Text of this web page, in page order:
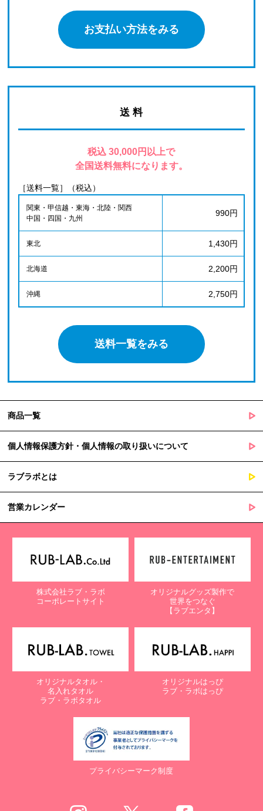
お支払い方法をみる
送 料
税込 30,000円以上で
全国送料無料になります。
［送料一覧］（税込）
関東・甲信越・東海・北陸・関西
中国・四国・九州
990円
東北 1,430円
北海道 2,200円
沖縄 2,750円
送料一覧をみる
商品一覧
個人情報保護方針・個人情報の取り扱いについて
ラブラボとは
営業カレンダー
株式会社ラブ・ラボ
コーポレートサイト
オリジナルグッズ製作で
世界をつなぐ
【ラブエンタ】
オリジナルタオル・
名入れタオル
ラブ・ラボタオル
オリジナルはっぴ
ラブ・ラボはっぴ
プライバシーマーク制度